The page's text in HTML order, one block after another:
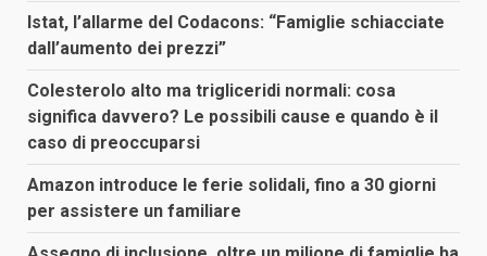
Istat, l’allarme del Codacons: “Famiglie schiacciate
dall’aumento dei prezzi”
Colesterolo alto ma trigliceridi normali: cosa
significa davvero? Le possibili cause e quando è il
caso di preoccuparsi
Amazon introduce le ferie solidali, fino a 30 giorni
per assistere un familiare